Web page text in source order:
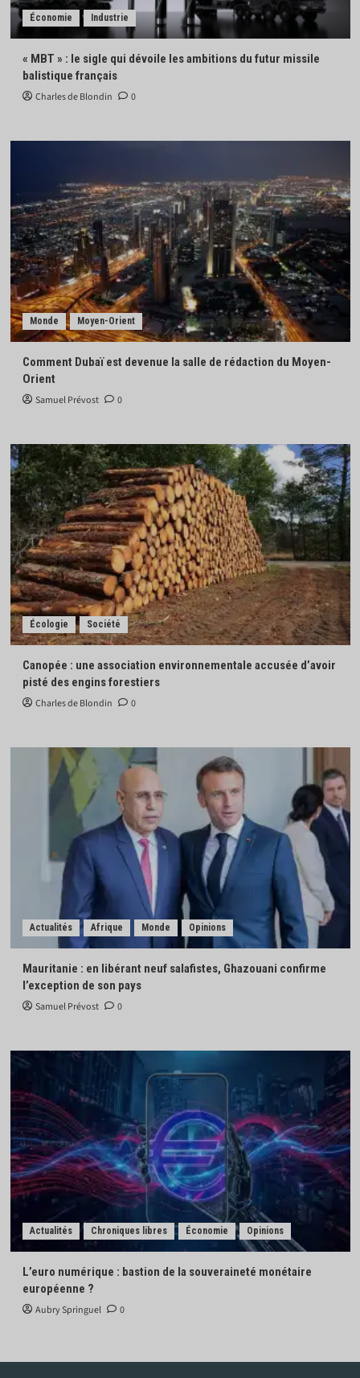
Économie Industrie
« MBT » : le sigle qui dévoile les ambitions du futur missile
balistique français
Charles de Blondin 0
Monde Moyen-Orient
Comment Dubaï est devenue la salle de rédaction du Moyen-
Orient
Samuel Prévost 0
Écologie Société
Canopée : une association environnementale accusée d’avoir
pisté des engins forestiers
Charles de Blondin 0
Actualités Afrique Monde Opinions
Mauritanie : en libérant neuf salafistes, Ghazouani confirme
l’exception de son pays
Samuel Prévost 0
Actualités Chroniques libres Économie Opinions
L’euro numérique : bastion de la souveraineté monétaire
européenne ?
Aubry Springuel 0